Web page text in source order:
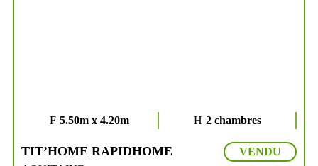
5.50m x 4.20m 2 chambres
TIT’HOME RAPIDHOME VENDU